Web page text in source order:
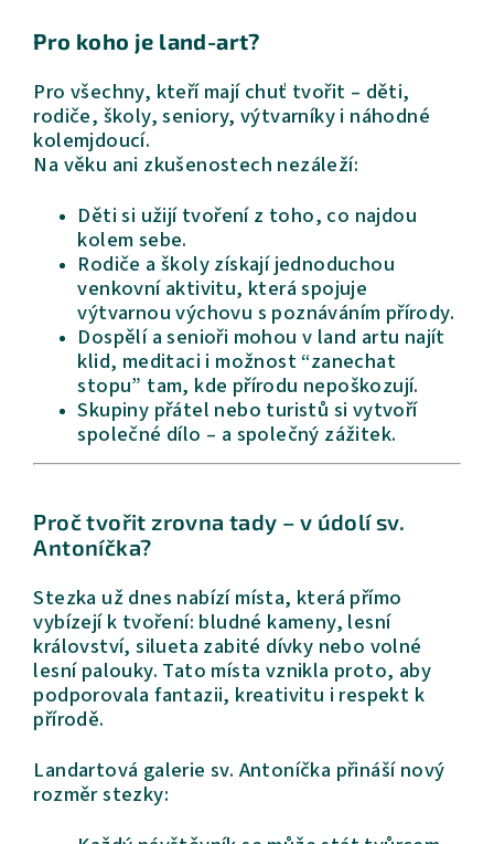
Pro koho je land-art?
Pro všechny, kteří mají chuť tvořit – děti,
rodiče, školy, seniory, výtvarníky i náhodné
kolemjdoucí.
Na věku ani zkušenostech nezáleží:
Děti si užijí tvoření z toho, co najdou
kolem sebe.
Rodiče a školy získají jednoduchou
venkovní aktivitu, která spojuje
výtvarnou výchovu s poznáváním přírody.
Dospělí a senioři mohou v land artu najít
klid, meditaci i možnost “zanechat
stopu” tam, kde přírodu nepoškozují.
Skupiny přátel nebo turistů si vytvoří
společné dílo – a společný zážitek.
Proč tvořit zrovna tady – v údolí sv.
Antoníčka?
Stezka už dnes nabízí místa, která přímo
vybízejí k tvoření: bludné kameny, lesní
království, silueta zabité dívky nebo volné
lesní palouky. Tato místa vznikla proto, aby
podporovala fantazii, kreativitu i respekt k
přírodě.
Landartová galerie sv. Antoníčka přináší nový
rozměr stezky: